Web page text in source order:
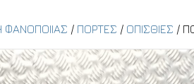
ΦΑΝΟΠΟΙΙΑΣ / ΠΟΡΤΕΣ / ΟΠΙΣΘΙΕΣ /